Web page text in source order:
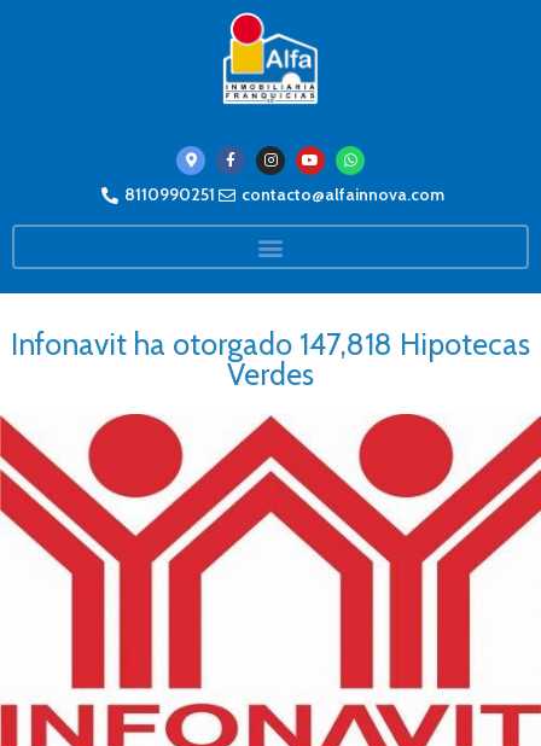
8110990251 contacto@alfainnova.com
Infonavit ha otorgado 147,818 Hipotecas
Verdes